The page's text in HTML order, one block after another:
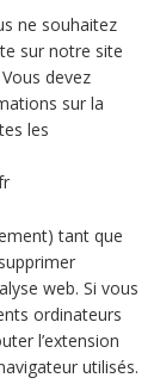
ne souhaitez
sur notre site
devez
sur la
les
tant que
web. Si vous
ordinateurs
l’extension
utilisés.